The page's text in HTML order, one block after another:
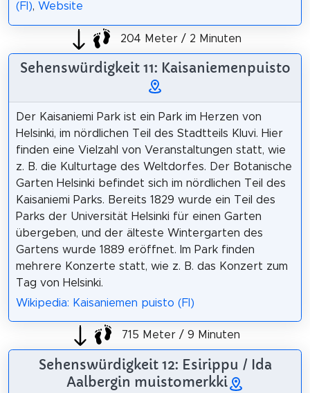
(FI), Website
204 Meter / 2 Minuten
Sehenswürdigkeit 11: Kaisaniemenpuisto
Der Kaisaniemi Park ist ein Park im Herzen von
Helsinki, im nördlichen Teil des Stadtteils Kluvi. Hier
finden eine Vielzahl von Veranstaltungen statt, wie
z. B. die Kulturtage des Weltdorfes. Der Botanische
Garten Helsinki befindet sich im nördlichen Teil des
Kaisaniemi Parks. Bereits 1829 wurde ein Teil des
Parks der Universität Helsinki für einen Garten
übergeben, und der älteste Wintergarten des
Gartens wurde 1889 eröffnet. Im Park finden
mehrere Konzerte statt, wie z. B. das Konzert zum
Tag von Helsinki.
Wikipedia: Kaisaniemen puisto (FI)
715 Meter / 9 Minuten
Sehenswürdigkeit 12: Esirippu / Ida
Aalbergin muistomerkki